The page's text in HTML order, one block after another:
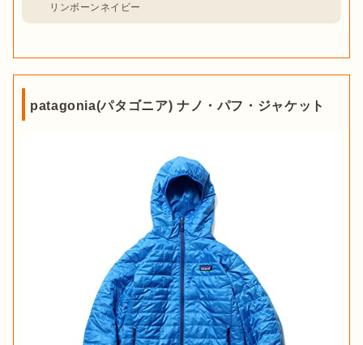
リンボーンネイビー
patagonia(パタゴニア) ナノ・パフ・ジャケット